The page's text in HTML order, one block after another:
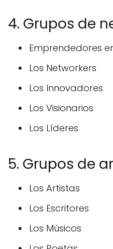
4. Grupos de
Emprendedores
Los Networkers
Los Innovadores
Los Visionarios
Los Líderes
5. Grupos de
Los Artistas
Los Escritores
Los Músicos